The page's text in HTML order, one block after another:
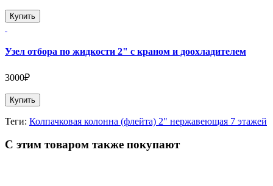
Купить
Узел отбора по жидкости 2" с краном и доохладителем
3000₽
Купить
Теги: Колпачковая колонна (флейта) 2" нержавеющая 7 этажей
С этим товаром также покупают